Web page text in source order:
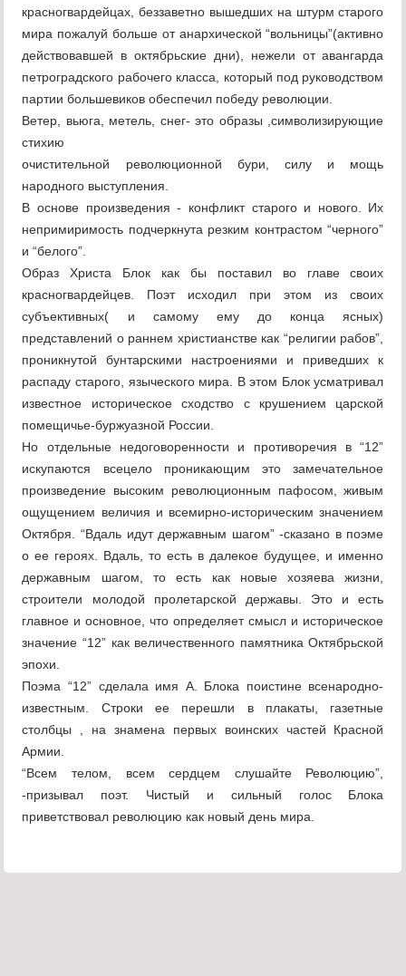
красногвардейцах, беззаветно вышедших на штурм старого
мира пожалуй больше от анархической “вольницы”(активно
действовавшей в октябрьские дни), нежели от авангарда
петроградского рабочего класса, который под руководством
партии большевиков обеспечил победу революции.
Ветер, вьюга, метель, снег- это образы ,символизирующие
стихию
очистительной революционной бури, силу и мощь
народного выступления.
В основе произведения - конфликт старого и нового. Их
непримиримость подчеркнута резким контрастом “черного”
и “белого”.
Образ Христа Блок как бы поставил во главе своих
красногвардейцев. Поэт исходил при этом из своих
субъективных( и самому ему до конца ясных)
представлений о раннем христианстве как “религии рабов”,
проникнутой бунтарскими настроениями и приведших к
распаду старого, языческого мира. В этом Блок усматривал
известное историческое сходство с крушением царской
помещичье-буржуазной России.
Но отдельные недоговоренности и противоречия в “12”
искупаются всецело проникающим это замечательное
произведение высоким революционным пафосом, живым
ощущением величия и всемирно-историческим значением
Октября. “Вдаль идут державным шагом” -сказано в поэме
о ее героях. Вдаль, то есть в далекое будущее, и именно
державным шагом, то есть как новые хозяева жизни,
строители молодой пролетарской державы. Это и есть
главное и основное, что определяет смысл и историческое
значение “12” как величественного памятника Октябрьской
эпохи.
Поэма “12” сделала имя А. Блока поистине всенародно-
известным. Строки ее перешли в плакаты, газетные
столбцы , на знамена первых воинских частей Красной
Армии.
“Всем телом, всем сердцем слушайте Революцию”,
-призывал поэт. Чистый и сильный голос Блока
приветствовал революцию как новый день мира.